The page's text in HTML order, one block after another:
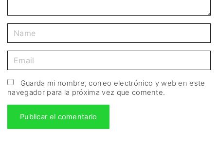
Guarda mi nombre, correo electrónico y web en este
navegador para la próxima vez que comente.